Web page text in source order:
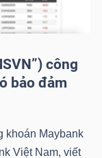
công
bảo đảm
khoán Maybank
Việt Nam, viết